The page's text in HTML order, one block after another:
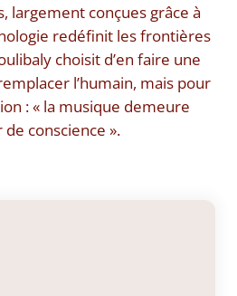
largement conçues grâce à
redéfinit les frontières
choisit d’en faire une
l’humain, mais pour
: « la musique demeure
conscience ».